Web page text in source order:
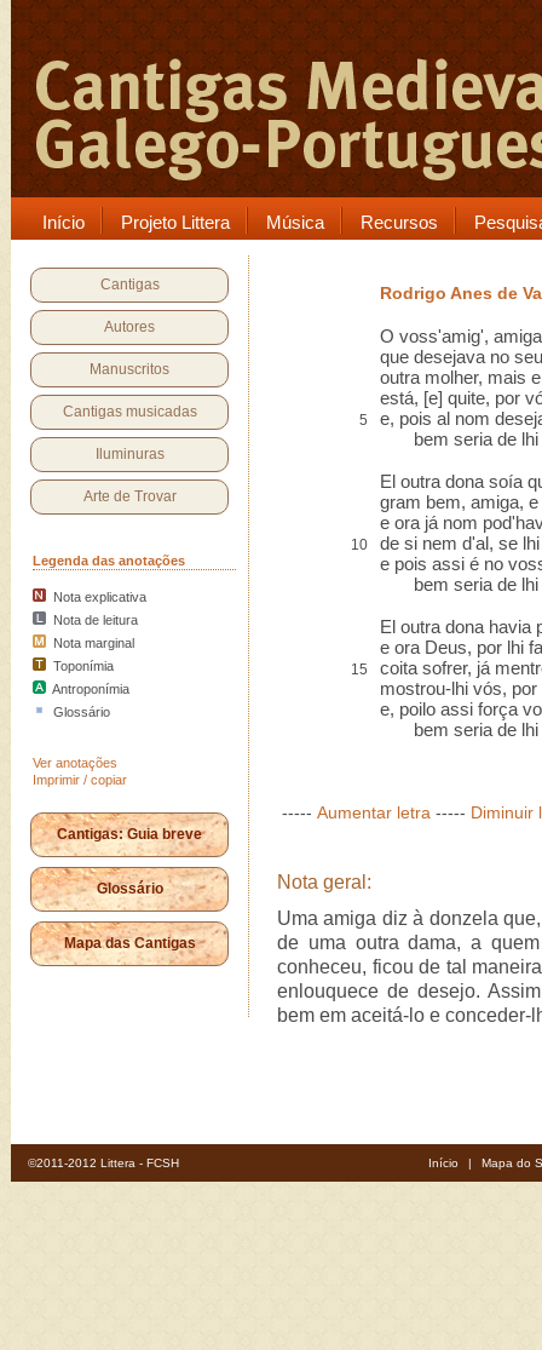
Início Projeto Littera Música Recursos
Cantigas
Autores
Manuscritos
Cantigas musicadas
Iluminuras
Arte de Trovar
Legenda das anotações
Nota explicativa
Nota de leitura
Nota marginal
Toponímia
Antroponímia
Glossário
Ver anotações
Imprimir / copiar
Cantigas: Guia breve
Glossário
Mapa das Cantigas
Rodrigo Anes de
O voss'amig',
que desejava no
outra molher, mais
está, [e] quite, por
5
e, pois al nom
bem seria de lhi
El outra dona soía
gram bem, amiga,
e ora já nom
10
de si nem d'al, se
e pois assi é no
bem seria de lhi
El outra dona havia
e ora Deus, por lhi
15
coita sofrer, já
mostrou-lhi vós,
e, poilo assi força
bem seria de lhi
----- Aumentar letra ----- Diminuir
Nota geral:
Uma amiga diz à donzela
de uma outra dama, a
conheceu, ficou de tal
enlouquece de desejo.
bem em aceitá-lo e conceder-
©2011-2012 Littera - FCSH Início | Mapa do